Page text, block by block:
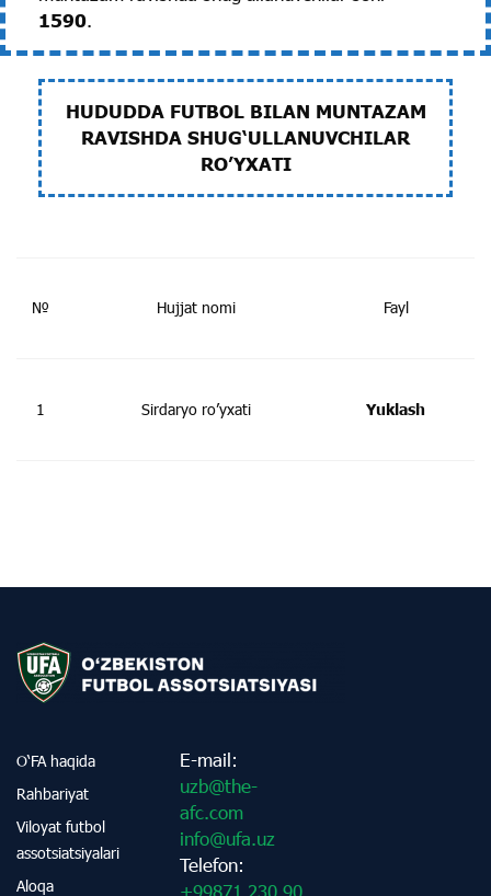
1590.
HUDUDDA FUTBOL BILAN MUNTAZAM
RAVISHDA SHUG‘ULLANUVCHILAR
RO’YXATI
№ Hujjat nomi Fayl
1 Sirdaryo ro’yxati Yuklash
O‘FA haqida
Rahbariyat
Viloyat futbol
assotsiatsiyalari
Aloqa
E-mail:
uzb@the-
afc.com
info@ufa.uz
Telefon:
+99871 230 90